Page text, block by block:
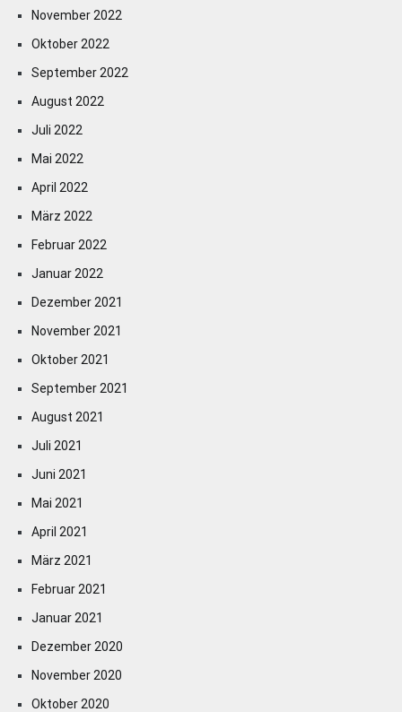
November 2022
Oktober 2022
September 2022
August 2022
Juli 2022
Mai 2022
April 2022
März 2022
Februar 2022
Januar 2022
Dezember 2021
November 2021
Oktober 2021
September 2021
August 2021
Juli 2021
Juni 2021
Mai 2021
April 2021
März 2021
Februar 2021
Januar 2021
Dezember 2020
November 2020
Oktober 2020